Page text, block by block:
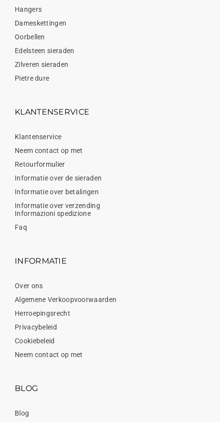
Hangers
Dameskettingen
Oorbellen
Edelsteen sieraden
Zilveren sieraden
Pietre dure
KLANTENSERVICE
Klantenservice
Neem contact op met
Retourformulier
Informatie over de sieraden
Informatie over betalingen
Informatie over verzending
Informazioni spedizione
Faq
INFORMATIE
Over ons
Algemene Verkoopvoorwaarden
Herroepingsrecht
Privacybeleid
Cookiebeleid
Neem contact op met
BLOG
Blog